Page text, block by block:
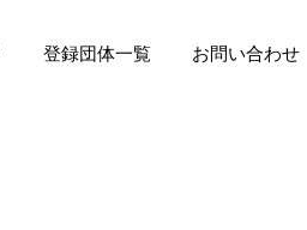
登録団体一覧 お問い合わせ